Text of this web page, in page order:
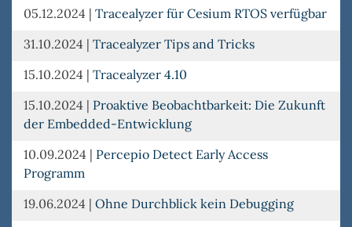
05.12.2024 | Tracealyzer für Cesium RTOS verfügbar
31.10.2024 | Tracealyzer Tips and Tricks
15.10.2024 | Tracealyzer 4.10
15.10.2024 | Proaktive Beobachtbarkeit: Die Zukunft
der Embedded-Entwicklung
10.09.2024 | Percepio Detect Early Access
Programm
19.06.2024 | Ohne Durchblick kein Debugging